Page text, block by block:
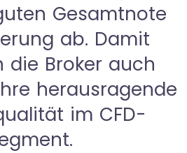
Gesamtnote
ab. Damit
die Broker auch
herausragende
im CFD-